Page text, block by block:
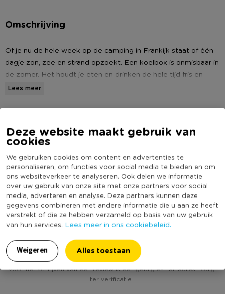
Deze website maakt gebruik van
cookies
We gebruiken cookies om content en advertenties te
personaliseren, om functies voor social media te bieden en om
ons websiteverkeer te analyseren. Ook delen we informatie
over uw gebruik van onze site met onze partners voor social
media, adverteren en analyse. Deze partners kunnen deze
gegevens combineren met andere informatie die u aan ze heeft
verstrekt of die ze hebben verzameld op basis van uw gebruik
van hun services. Lees meer in ons cookiebeleid.
Weigeren Alles toestaan
Omschrijving
Of je nu de hele week op de camping in Frankijk staat of één
dagje zon, zee en strand opzoekt. Een koelbox is onmisbaar in
de zomer. Het houdt je eten en drinken de hele tijd fris en
koel.
Let op!Dit artikel is verkrijgbaar in diverse varianten. Het is
variant uitkiezen? Ga dan naar de Xenos winkel bij jou in de
buurt!
• Koelbox
• Verkrijgbaar in 2 zomerfruit designs
• Inhoud: 5 liter
• Onmisbaar bij zomerhitte
Lees meer
Artikelnummer
154064
Online Only
Nee
Duurzaamheidsscore
(Nog) geen score
bekend
Heb jij Koelbox zomerfruit - diverse kleuren - 5 liter?
Schrijf een review!
Voor het schrijven van een review is een geldig e-mail adres nodig
ter verificatie.